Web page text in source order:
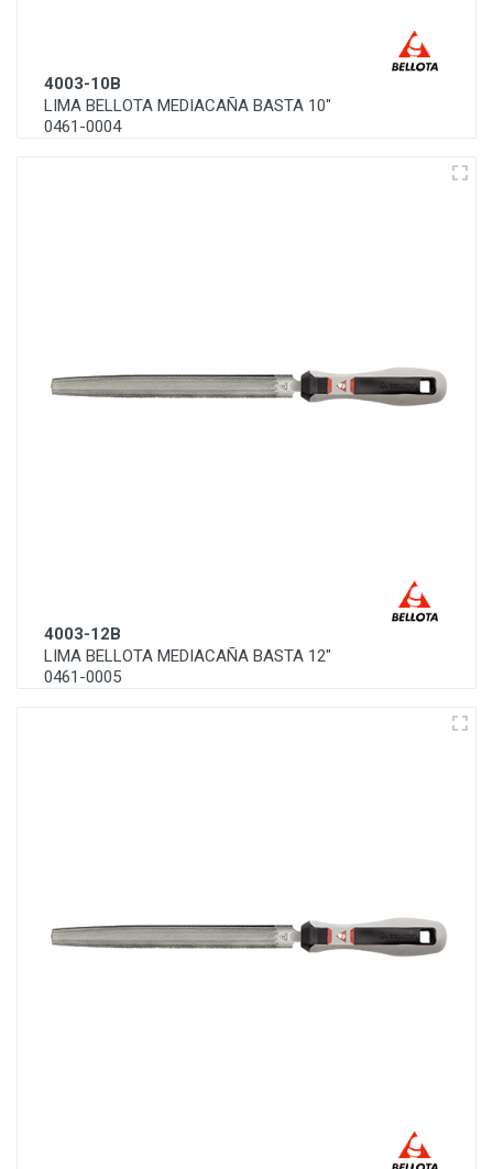
4003-10B
LIMA BELLOTA MEDIACAÑA BASTA 10"
0461-0004
4003-12B
LIMA BELLOTA MEDIACAÑA BASTA 12"
0461-0005